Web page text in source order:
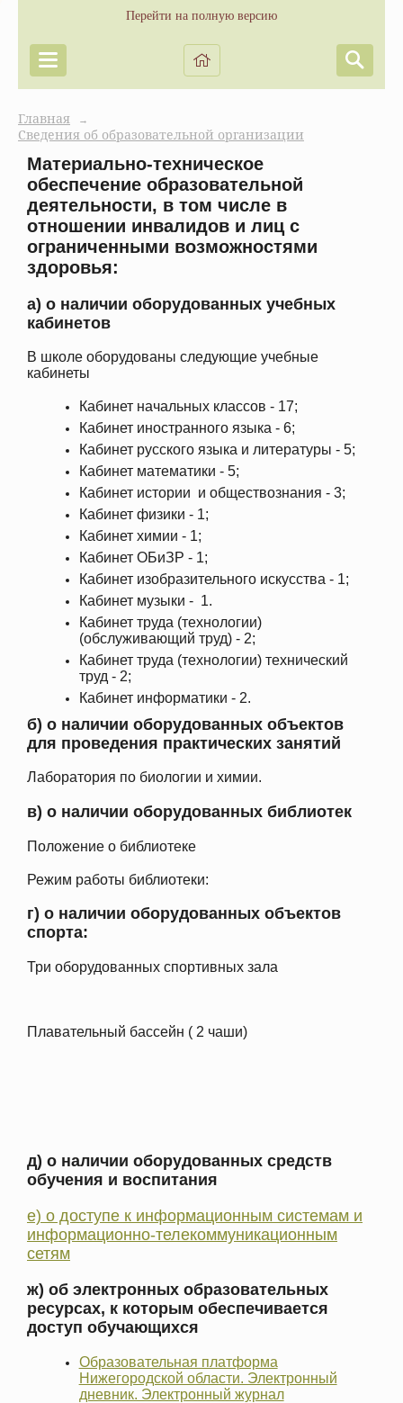
Перейти на полную версию
Главная →
Сведения об образовательной организации
Материально-техническое
обеспечение образовательной
деятельности, в том числе в
отношении инвалидов и лиц с
ограниченными возможностями
здоровья:
а) о наличии оборудованных учебных
кабинетов
В школе оборудованы следующие учебные
кабинеты
Кабинет начальных классов - 17;
Кабинет иностранного языка - 6;
Кабинет русского языка и литературы - 5;
Кабинет математики - 5;
Кабинет истории и обществознания - 3;
Кабинет физики - 1;
Кабинет химии - 1;
Кабинет ОБиЗР - 1;
Кабинет изобразительного искусства - 1;
Кабинет музыки - 1.
Кабинет труда (технологии)
(обслуживающий труд) - 2;
Кабинет труда (технологии) технический
труд - 2;
Кабинет информатики - 2.
б) о наличии оборудованных объектов
для проведения практических занятий
Лаборатория по биологии и химии.
в) о наличии оборудованных библиотек
Положение о библиотеке
Режим работы библиотеки:
г) о наличии оборудованных объектов
спорта:
Три оборудованных спортивных зала
Плавательный бассейн ( 2 чаши)
д) о наличии оборудованных средств
обучения и воспитания
е) о доступе к информационным системам и
информационно-телекоммуникационным
сетям
ж) об электронных образовательных
ресурсах, к которым обеспечивается
доступ обучающихся
Образовательная платформа
Нижегородской области. Электронный
дневник. Электронный журнал